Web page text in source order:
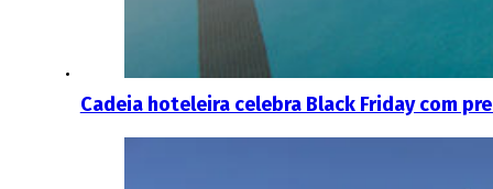
Cadeia hoteleira celebra Black Friday com